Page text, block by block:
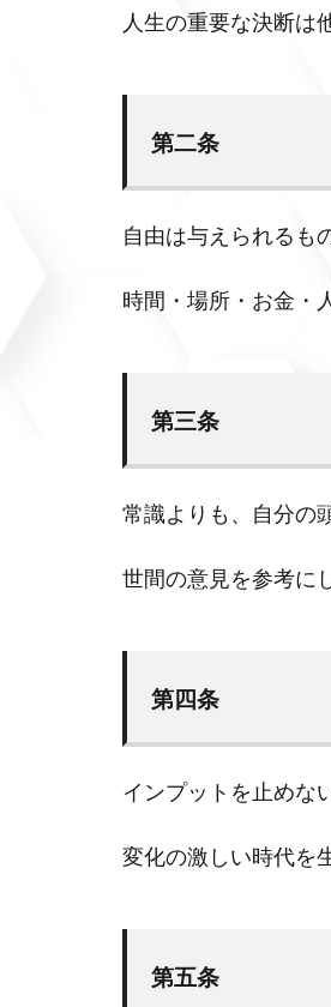
人生の重要な決断は
第二条
自由は与えられるも
時間・場所・お金・
第三条
常識よりも、自分の
世間の意見を参考に
第四条
インプットを止めな
変化の激しい時代を
第五条